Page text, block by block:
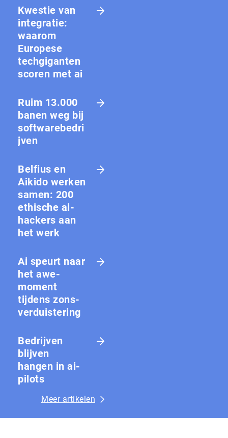
Kwestie van
integratie:
waarom
Europese
techgiganten
scoren met ai
Ruim 13.000
banen weg bij
softwarebedri
jven
Belfius en
Aikido werken
samen: 200
ethische ai-
hackers aan
het werk
Ai speurt naar
het awe-
moment
tijdens zons­
ver­duis­te­ring
Bedrijven
blijven
hangen in ai-
pilots
Meer artikelen